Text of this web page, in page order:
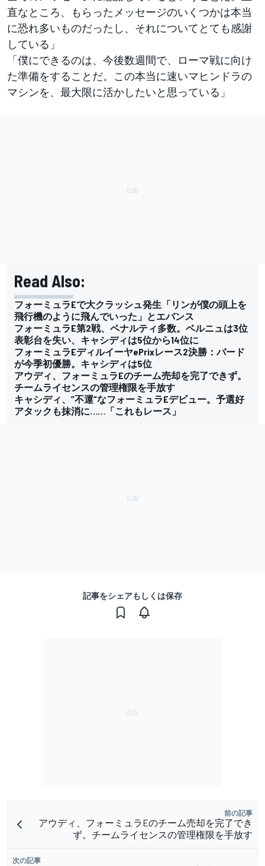
直なところ、もらったメッセージのいくつかは本当
に恐れ多いものだったし、それについてとても感謝
している」
「僕にできるのは、今後数週間で、ローマ戦に向け
た準備をすることだ。この本当に速いマヒンドラの
マシンを、最大限に活かしたいと思っている」
Read Also:
フォーミュラEで大クラッシュ発生「リンが僕の頭上を
飛行機のように飛んでいった」とエバンス
フォーミュラE第2戦、ペナルティ多数。ベルニュは3位
表彰台を失い、キャシディは5位から14位に
フォーミュラEディルイーヤePrixレース2決勝：バード
が今季初優勝。キャシディは5位
アウディ、フォーミュラEのチーム売却を完了できず。
チームライセンスの管理権限を手放す
キャシディ、”不運”なフォーミュラEデビュー。予選好
アタックも抹消に……「これもレース」
記事をシェアもしくは保存
前の記事
アウディ、フォーミュラEのチーム売却を完了でき
ず。チームライセンスの管理権限を手放す
次の記事